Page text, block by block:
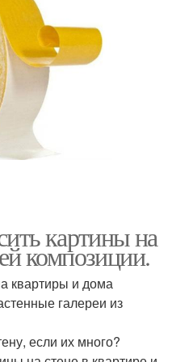
картины на
композиции.
квартиры и дома
галереи из
если их много?